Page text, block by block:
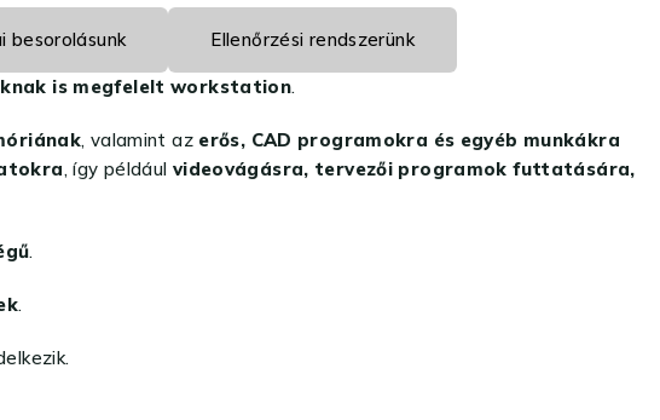
besorolásunk Ellenőrzési rendszerünk
is megfelelt workstation.
, valamint az erős, CAD programokra és egyéb munkákra
, így például videovágásra, tervezői programok futtatására,
.
.